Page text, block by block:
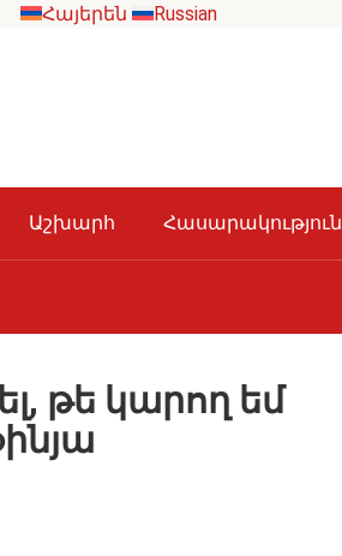
Հայերեն Russian
Աշխարհ Հասարակություն
թե կարող եմ